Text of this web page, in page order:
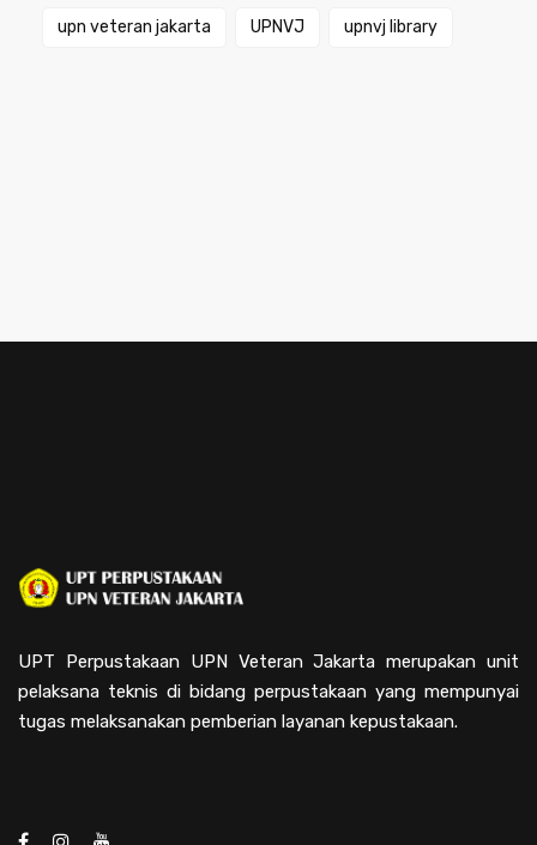
upn veteran jakarta UPNVJ upnvj library
UPT Perpustakaan UPN Veteran Jakarta merupakan unit
pelaksana teknis di bidang perpustakaan yang mempunyai
tugas melaksanakan pemberian layanan kepustakaan.